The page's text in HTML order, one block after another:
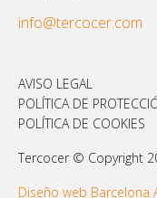
info@tercocer.com
AVISO LEGAL
POLÍTICA DE
POLÍTICA DE COOKIES
Tercocer © Copyright
Diseño web Barcelona